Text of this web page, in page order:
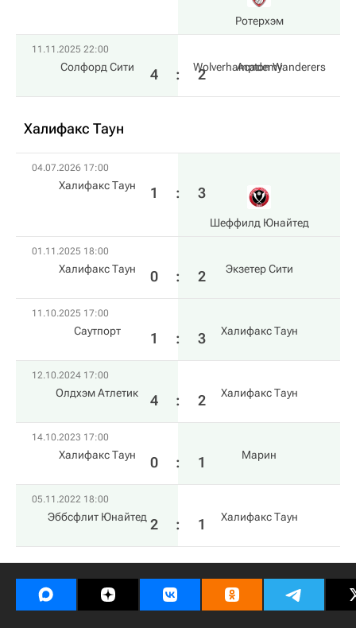
Ротерхэм
11.11.2025 22:00
Солфорд Сити 4 : 2 Wolverhampton Wanderers Academy
Халифакс Таун
04.07.2026 17:00
Халифакс Таун 1 : 3
Шеффилд Юнайтед
01.11.2025 18:00
Халифакс Таун 0 : 2 Экзетер Сити
11.10.2025 17:00
Саутпорт 1 : 3 Халифакс Таун
12.10.2024 17:00
Олдхэм Атлетик 4 : 2 Халифакс Таун
14.10.2023 17:00
Халифакс Таун 0 : 1 Марин
05.11.2022 18:00
Эббсфлит Юнайтед 2 : 1 Халифакс Таун